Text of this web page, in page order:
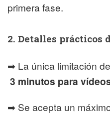
primera fase.
2. Detalles prácticos
➡ La única limitación
3 minutos para
➡ Se acepta un